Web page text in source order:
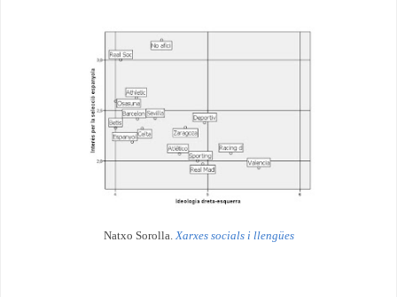
Natxo Sorolla. Xarxes socials i llengües